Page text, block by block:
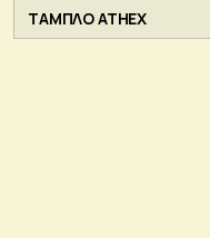
ΤΑΜΠΛΟ ATHEX